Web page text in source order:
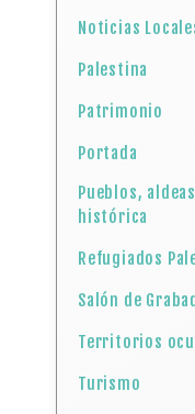
Noticias
Palestina
Patrimonio
Portada
Pueblos,
histórica
Refugiados
Salón de
Territorios
Turismo